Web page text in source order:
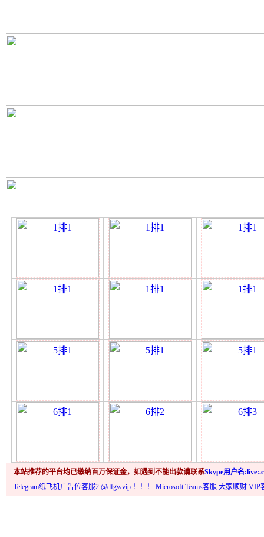
本站推荐的平台均已缴纳百万保证金，如遇到不能出款请联系Skype用户名
Telegram纸飞机广告位客服2:@dfgwvip ！！！ Microsoft Teams客服:大家顺财 VIP